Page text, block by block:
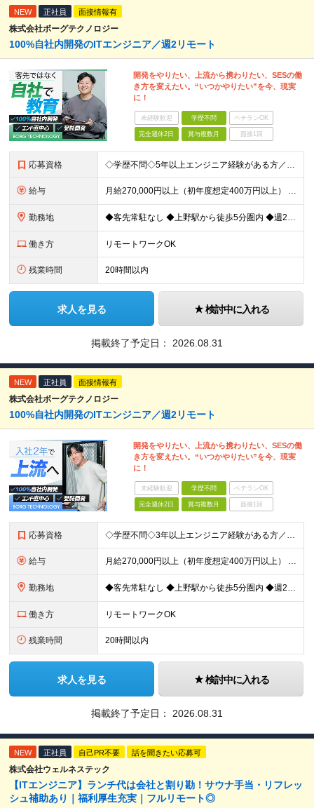
NEW 正社員 面接情報有
株式会社ボーグテクノロジー
100%自社内開発のITエンジニア／週2リモート
開発をやりたい、上流から携わりたい、SESの働
き方を変えたい。“いつかやりたい”を今、現実
に！
未経験歓迎 学歴不問 ベテランOK
完全週休2日 賞与複数月 面接1回
応募資格 ◇学歴不問◇5年以上エンジニア経験がある方／人柄重視の採用です 必須条件―MUST― ■5年以上エンジニア経験がある方 ■C#、Java、Node.js、VB.NETを使った実務経験がある方 《
給与 月給270,000円以上（初年度想定400万円以上） ※ご経験やスキル、前職給等を考慮して給与額を決定します。 ※試用期間は3ヶ月間となります。期間中の待遇に変更はありません。 ★社員の昇給率はほ
勤務地 ◆客先常駐なし ◆上野駅から徒歩5分圏内 ◆週2回のリモートワーク実施中 ◆転勤なし 上野の各オフィスでの勤務となります。 ￣￣￣￣￣￣￣￣￣￣￣￣￣￣￣￣￣ ＜本社＞ 東京都台東区上野7-2-8
働き方 リモートワークOK
残業時間 20時間以内
求人を見る 検討中に入れる
掲載終了予定日： 2026.08.31
NEW 正社員 面接情報有
株式会社ボーグテクノロジー
100%自社内開発のITエンジニア／週2リモート
開発をやりたい、上流から携わりたい、SESの働
き方を変えたい。“いつかやりたい”を今、現実
に！
未経験歓迎 学歴不問 ベテランOK
完全週休2日 賞与複数月 面接1回
応募資格 ◇学歴不問◇3年以上エンジニア経験がある方／人柄重視の採用です 必須条件―MUST― ■3年以上エンジニア経験がある方 ■C#、Java、Node.js、VB.NETを使った実務経験がある方 《
給与 月給270,000円以上（初年度想定400万円以上） ※ご経験やスキル、前職給等を考慮して給与額を決定します。 ※試用期間は3ヶ月間となります。期間中の待遇に変更はありません。 ★社員の昇給率はほ
勤務地 ◆客先常駐なし ◆上野駅から徒歩5分圏内 ◆週2回のリモートワーク実施中 ◆転勤なし 上野の各オフィスでの勤務となります。 ￣￣￣￣￣￣￣￣￣￣￣￣￣￣￣￣￣ ＜本社＞ 東京都台東区上野7-2-8
働き方 リモートワークOK
残業時間 20時間以内
求人を見る 検討中に入れる
掲載終了予定日： 2026.08.31
NEW 正社員 自己PR不要 話を聞きたい応募可
株式会社ウェルネステック
【ITエンジニア】ランチ代は会社と割り勘！サウナ手当・リフレッ
シュ補助あり｜福利厚生充実｜フルリモート◎